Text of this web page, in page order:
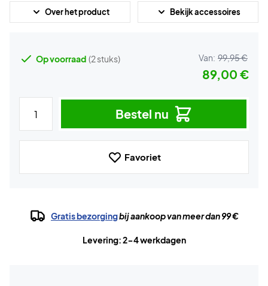
Over het product Bekijk accessoires
Op voorraad (2 stuks) Van: 99,95 €
89,00 €
Bestel nu
Favoriet
Gratis bezorgingbij aankoop van meer dan 99 €
Levering: 2-4 werkdagen